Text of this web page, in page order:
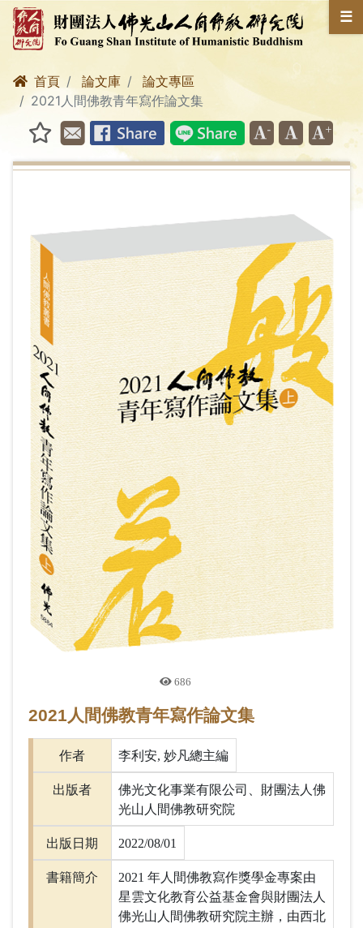
☰
首頁 論文庫
論文專區
2021人間佛教青年寫作論文集
686
2021人間佛教青年寫作論文集
作者 李利安, 妙凡總主編
出版者
佛光文化事業有限公司、財團法人佛
光山人間佛教研究院
出版日期 2022/08/01
書籍簡介
2021 年人間佛教寫作獎學金專案由
星雲文化教育公益基金會與財團法人
佛光山人間佛教研究院主辦，由西北